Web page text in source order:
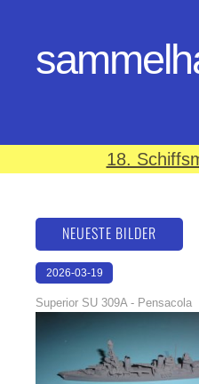
18.
NEUESTE BILDER
2026-03-19
Superior SU 309A - Pensacola